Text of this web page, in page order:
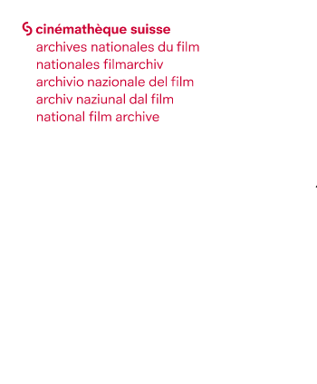
Go to main page
Go to main page